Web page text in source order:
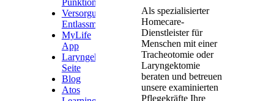
Punktion
Versorgungskonzept
Entlassmanagement
MyLife
App
Laryngektomie
Seite
Blog
Atos
Als spezialisierter
Homecare-
Dienstleister für
Menschen mit einer
Tracheotomie oder
Laryngektomie
beraten und betreuen
unsere examinierten
Pflegekräfte Ihre